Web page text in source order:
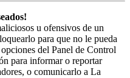
u ofensivos de un
para que no le pueda
del Panel de Control
para informar o reportar
o comunicarlo a La